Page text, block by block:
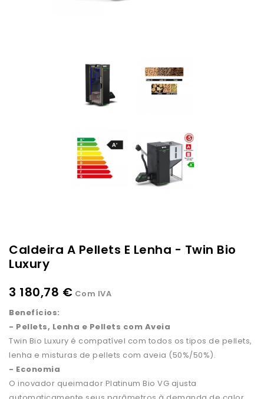
Caldeira A Pellets E Lenha - Twin Bio
Luxury
3 180,78 € Com IVA
Benefícios:
- Pellets, Lenha e Pellets com Aveia
Twin Bio Luxury é compatível com todos os tipos de pellets,
lenha e misturas de pellets com aveia (50%/50%).
- Economia
O inovador queimador Platinum Bio VG ajusta